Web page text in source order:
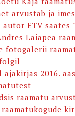
arvustab ja
autor ETV saates
Laiapea
fotogalerii
ajakirjas 2016.
raamatu